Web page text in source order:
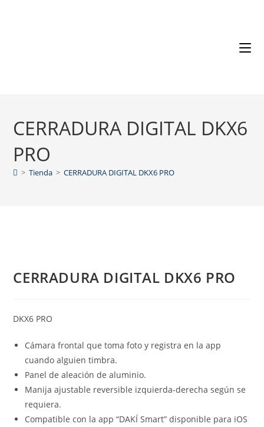
CERRADURA DIGITAL DKX6
PRO
> Tienda > CERRADURA DIGITAL DKX6 PRO
CERRADURA DIGITAL DKX6 PRO
DKX6 PRO
Cámara frontal que toma foto y registra en la app
cuando alguien timbra.
Panel de aleación de aluminio.
Manija ajustable reversible izquierda-derecha según se
requiera.
Compatible con la app “DAKÍ Smart” disponible para iOS